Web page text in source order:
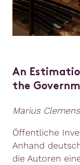
An
the
Marius
Öffentliche
Anhand
die Autoren